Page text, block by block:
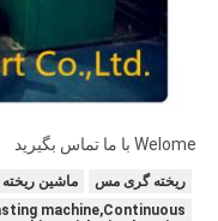
Welome با ما تماس بگیرید
ریخته گری مس
ماشین
machine,Continuous